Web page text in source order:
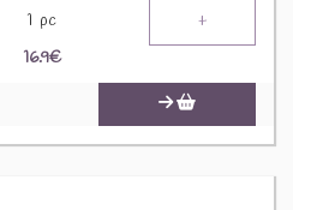
1 pc +
16.9€